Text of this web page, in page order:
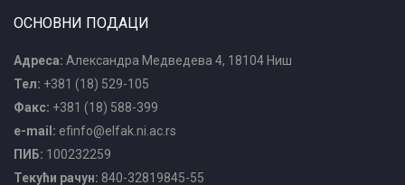
ОСНОВНИ ПОДАЦИ
Адреса: Александра Медведева 4, 18104 Ниш
Тел: +381 (18) 529-105
Факс: +381 (18) 588-399
e-mail: efinfo@elfak.ni.ac.rs
ПИБ: 100232259
Текући рачун: 840-32819845-55